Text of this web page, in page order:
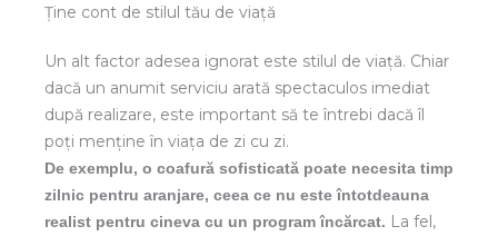
Ține cont de stilul tău de viață
Un alt factor adesea ignorat este stilul de viață. Chiar
dacă un anumit serviciu arată spectaculos imediat
după realizare, este important să te întrebi dacă îl
poți menține în viața de zi cu zi.
De exemplu, o coafură sofisticată poate necesita timp
zilnic pentru aranjare, ceea ce nu este întotdeauna
realist pentru cineva cu un program încărcat. La fel,